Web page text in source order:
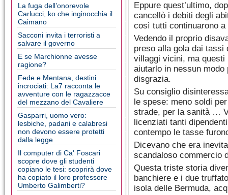
La fuga dell’onorevole
Carlucci, ko che inginocchia il
Caimano
Sacconi invita i terroristi a
salvare il governo
E se Marchionne avesse
ragione?
Fede e Mentana, destini
incrociati: La7 racconta le
avventure con le ragazzacce
del mezzano del Cavaliere
Gasparri, uomo vero:
lesbiche, padani e calabresi
non devono essere protetti
dalla legge
Il computer di Ca' Foscari
scopre dove gli studenti
copiano le tesi: scoprirà dove
ha copiato il loro professore
Umberto Galimberti?
Eppure quest’ultimo,
cancellò i debiti degli
così tutti continuarono
Vedendo il proprio
preso alla gola dai tassi
villaggi vicini, ma questi
aiutarlo in nessun
disgrazia.
Su consiglio
le spese: meno soldi
strade, per la sanità …
licenziati tanti
contempo le tasse
Dicevano che era
scandaloso commercio
Questa triste storia
banchiere e i due
isola delle Bermuda,